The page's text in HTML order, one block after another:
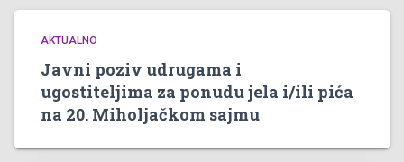
AKTUALNO
Javni poziv udrugama i
ugostiteljima za ponudu jela i/ili pića
na 20. Miholjačkom sajmu